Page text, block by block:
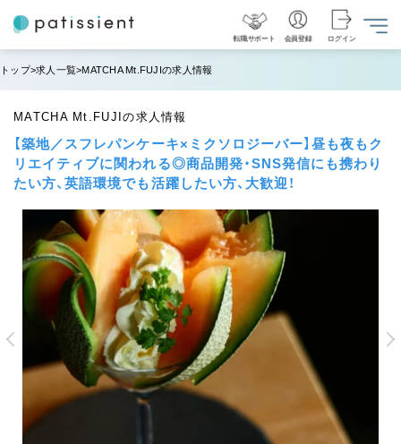
転職サポート 会員登録 ログイン
トップ 求人一覧 MATCHA Mt.FUJIの求人情報
MATCHA Mt.FUJIの求人情報
【築地／スフレパンケーキ×ミクソロジーバー】昼も夜もク
リエイティブに関われる◎商品開発・SNS発信にも携わり
たい方、英語環境でも活躍したい方、大歓迎！